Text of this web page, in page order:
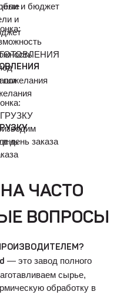
и бюджет
пожелания
день заказа
ЧАСТО
ВОПРОСЫ
— это завод полного
сырье,
обработку в